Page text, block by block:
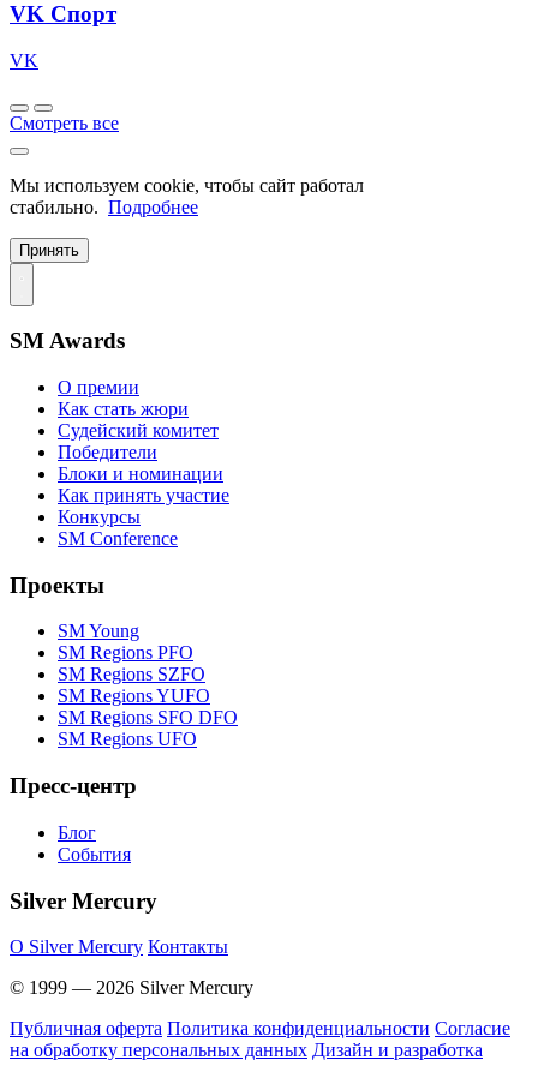
VK Спорт
VK
Смотреть все
Мы используем cookie, чтобы сайт работал
стабильно. Подробнее
Принять
SM Awards
О премии
Как стать жюри
Судейский комитет
Победители
Блоки и номинации
Как принять участие
Конкурсы
SM Conference
Проекты
SM Young
SM Regions PFO
SM Regions SZFO
SM Regions YUFO
SM Regions SFO DFO
SM Regions UFO
Пресс-центр
Блог
События
Silver Mercury
O Silver Mercury Контакты
© 1999 — 2026 Silver Mercury
Публичная оферта Политика конфиденциальности Согласие
на обработку персональных данных Дизайн и разработка